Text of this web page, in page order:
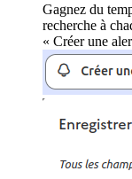
Gagnez du
recherche à
« Créer une